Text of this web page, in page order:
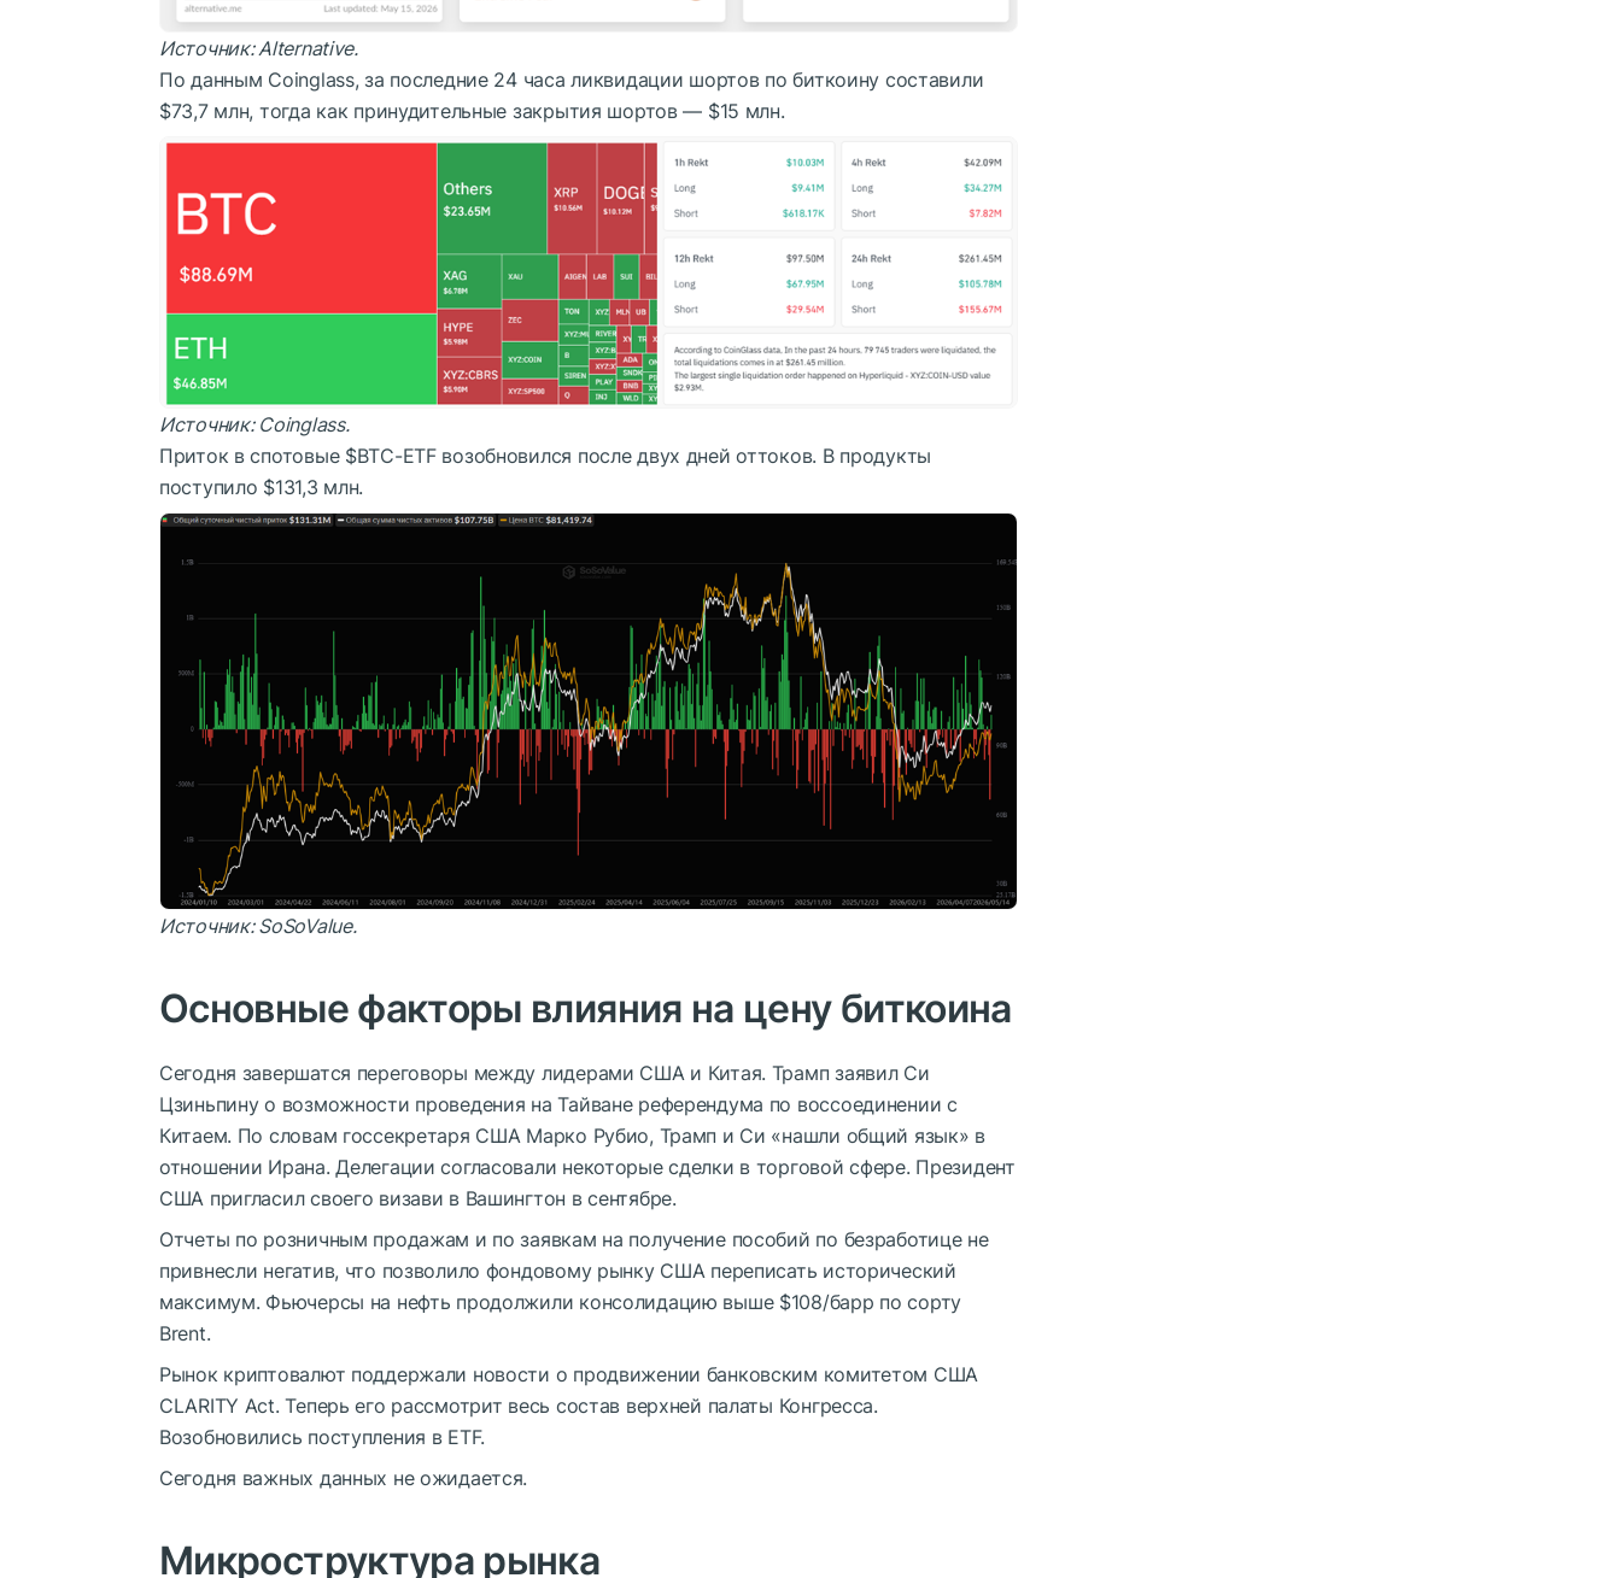
Источник:Alternative.
По данным Coinglass, за последние 24 часа ликвидации шортов по биткоину составили
$73,7 млн, тогда как принудительные закрытия шортов — $15 млн.
Источник: Coinglass.
Приток в спотовые $BTC-ETF возобновился после двух дней оттоков. В продукты
поступило $131,3 млн.
Источник:SoSoValue.
Основные факторы влияния на цену биткоина
Сегодня завершатся переговоры между лидерами США и Китая. Трамп заявил Си
Цзиньпину о возможности проведения на Тайване референдума по воссоединении с
Китаем. По словам госсекретаря США Марко Рубио, Трамп и Си «нашли общий язык» в
отношении Ирана. Делегации согласовали некоторые сделки в торговой сфере. Президент
США пригласил своего визави в Вашингтон в сентябре.
Отчеты по розничным продажам и по заявкам на получение пособий по безработице не
привнесли негатив, что позволило фондовому рынку США переписать исторический
максимум. Фьючерсы на нефть продолжили консолидацию выше $108/барр по сорту
Brent.
Рынок криптовалют поддержали новости о продвижении банковским комитетом США
CLARITY Act. Теперь его рассмотрит весь состав верхней палаты Конгресса.
Возобновились поступления в ETF.
Сегодня важных данных не ожидается.
Микроструктура рынка